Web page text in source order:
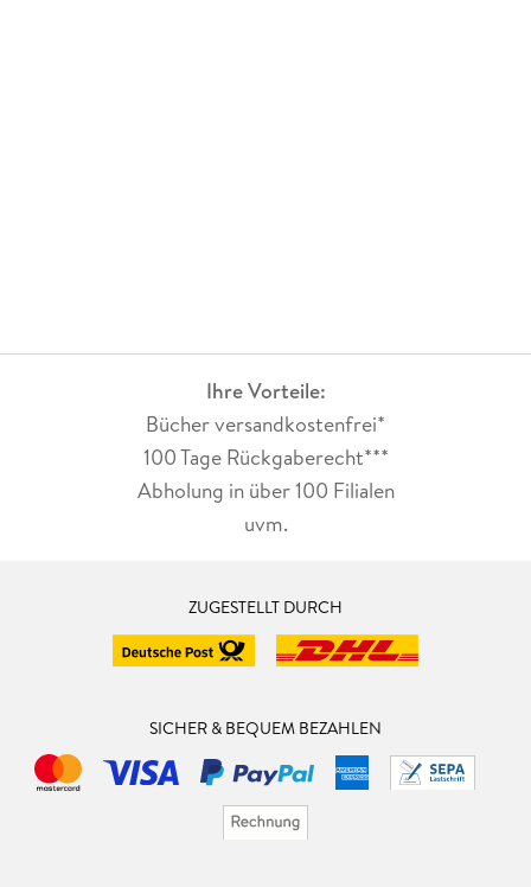
Ihre Vorteile:
Bücher versandkostenfrei*
100 Tage Rückgaberecht***
Abholung in über 100 Filialen
uvm.
ZUGESTELLT DURCH
SICHER & BEQUEM BEZAHLEN